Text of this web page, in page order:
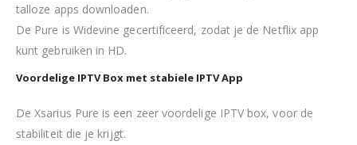
talloze apps downloaden.
De Pure is Widevine gecertificeerd, zodat je de Netflix app
kunt gebruiken in HD.
Voordelige IPTV Box met stabiele IPTV App
De Xsarius Pure is een zeer voordelige IPTV box, voor de
stabiliteit die je krijgt.